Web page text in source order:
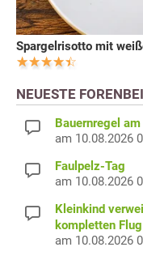
Spargelrisotto mit
NEUESTE
Bauernregel
am 10.08.2026
Faulpelz-Tag
am 10.08.2026
Kleinkind
kompletten Flug
am 10.08.2026